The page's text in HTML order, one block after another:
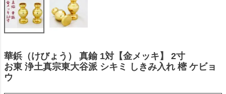
華鋲（けびょう） 真鍮 1対【金メッキ】 2寸
お東 浄土真宗東大谷派 シキミ しきみ入れ 樒 ケビョ
ウ